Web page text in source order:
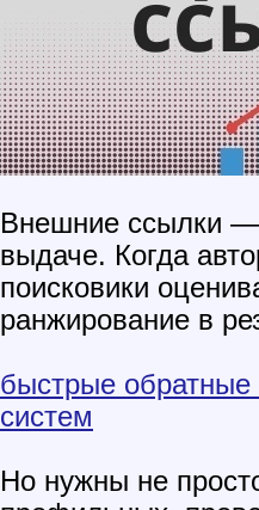
Внешние ссылки —
выдаче. Когда
поисковики
ранжирование в
быстрые
систем
Но нужны не